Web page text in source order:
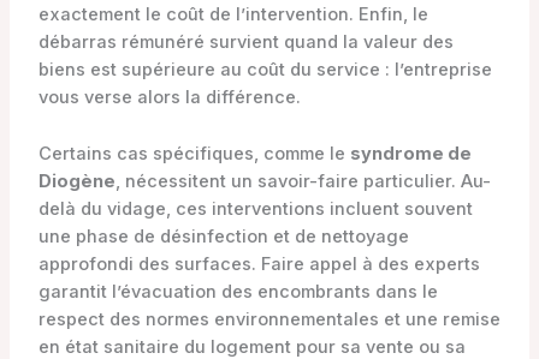
exactement le coût de l’intervention. Enfin, le
débarras rémunéré survient quand la valeur des
biens est supérieure au coût du service : l’entreprise
vous verse alors la différence.
Certains cas spécifiques, comme le syndrome de
Diogène, nécessitent un savoir-faire particulier. Au-
delà du vidage, ces interventions incluent souvent
une phase de désinfection et de nettoyage
approfondi des surfaces. Faire appel à des experts
garantit l’évacuation des encombrants dans le
respect des normes environnementales et une remise
en état sanitaire du logement pour sa vente ou sa